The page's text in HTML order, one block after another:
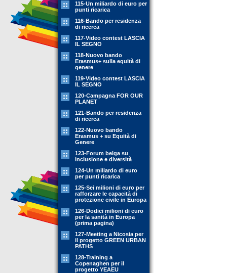
115-Un miliardo di euro per
punti ricarica
116-Bando per residenza
di ricerca
117-Video contest LASCIA
IL SEGNO
118-Nuovo bando
Erasmus+ sulla equità di
genere
119-Video contest LASCIA
IL SEGNO
120-Campagna FOR OUR
PLANET
121-Bando per residenza
di ricerca
122-Nuovo bando
Erasmus + su Equità di
Genere
123-Forum belga su
inclusione e diversità
124-Un miliardo di euro
per punti ricarica
125-Sei milioni di euro per
rafforzare le capacità di
protezione civile in Europa
126-Dodici milioni di euro
per la sanità in Europa
(prima pagina)
127-Meeting a Nicosia per
il progetto GREEN URBAN
PATHS
128-Training a
Copenaghen per il
progetto YEAEU